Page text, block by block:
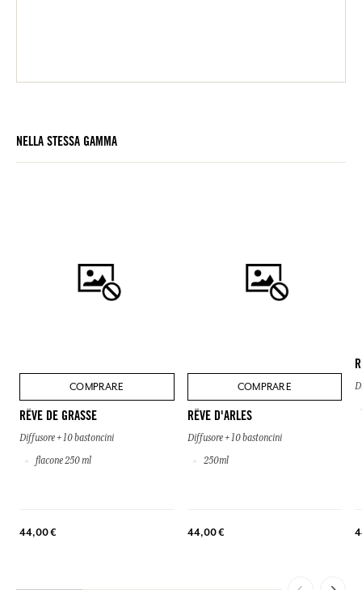
NELLA STESSA GAMMA
COMPRARE
RÊVE DE GRASSE
Diffusore + 10 bastoncini
flacone 250 ml
44,00 €
COMPRARE
RÊVE D'ARLES
Diffusore + 10 bastoncini
250ml
44,00 €